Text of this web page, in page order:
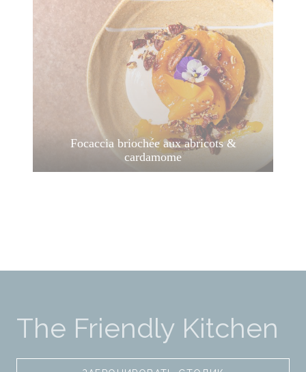
Focaccia briochée aux abricots &
cardamome
The Friendly Kitchen